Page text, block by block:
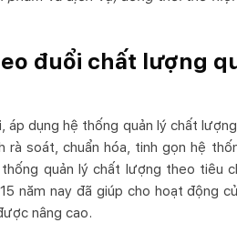
đuổi chất lượng
áp dụng hệ thống quản lý chất
rà soát, chuẩn hóa, tinh gọn hệ
quản lý chất lượng theo tiêu
năm nay đã giúp cho hoạt động
nâng cao.